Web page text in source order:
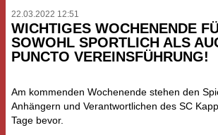
22.03.2022 12:51
WICHTIGES WOCHENENDE
SOWOHL SPORTLICH ALS
PUNCTO VEREINSFÜHRUNG!
Am kommenden Wochenende stehen den
Anhängern und Verantwortlichen des SC
Tage bevor.